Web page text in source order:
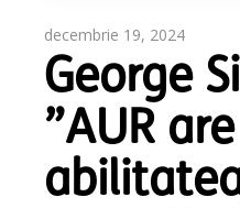
decembrie 19, 2024
George
”AUR are